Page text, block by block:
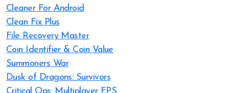
Cleaner For Android
Clean Fix Plus
File Recovery Master
Coin Identifier & Coin Value
Summoners War
Dusk of Dragons: Survivors